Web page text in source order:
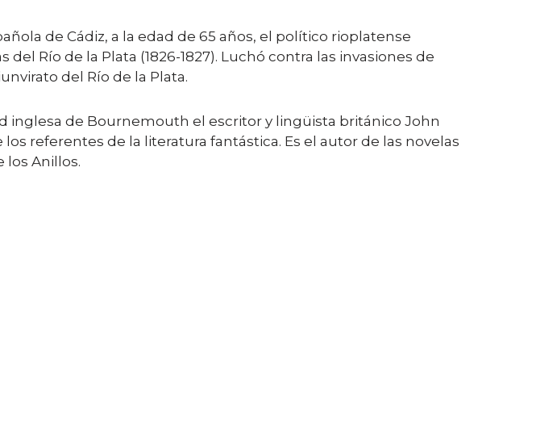
de Cádiz, a la edad de 65 años, el político rioplatense
Río de la Plata (1826-1827). Luchó contra las invasiones de
del Río de la Plata.
inglesa de Bournemouth el escritor y lingüista británico John
referentes de la literatura fantástica. Es el autor de las novelas
los Anillos.